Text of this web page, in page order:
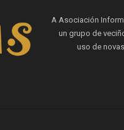
A Asociación
un grupo de
uso de